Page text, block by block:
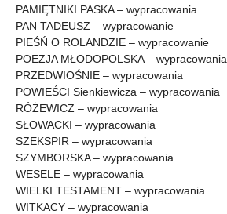
PAMIĘTNIKI PASKA – wypracowania
PAN TADEUSZ – wypracowanie
PIEŚŃ O ROLANDZIE – wypracowanie
POEZJA MŁODOPOLSKA – wypracowania
PRZEDWIOŚNIE – wypracowania
POWIEŚCI Sienkiewicza – wypracowania
RÓŻEWICZ – wypracowania
SŁOWACKI – wypracowania
SZEKSPIR – wypracowania
SZYMBORSKA – wypracowania
WESELE – wypracowania
WIELKI TESTAMENT – wypracowania
WITKACY – wypracowania